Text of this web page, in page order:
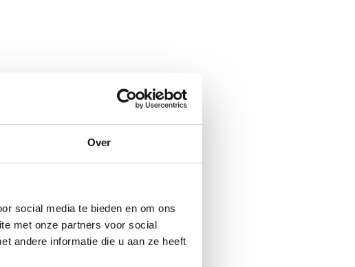
Over
social media te bieden en om ons
met onze partners voor social
andere informatie die u aan ze heeft